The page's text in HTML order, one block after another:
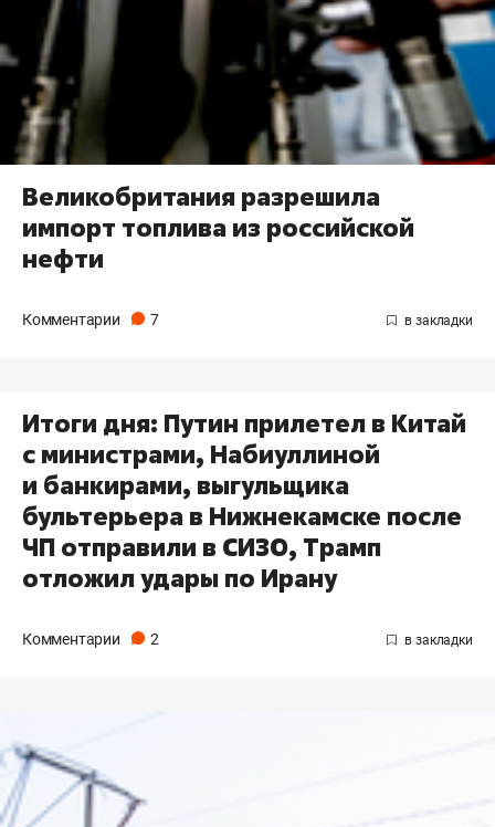
Великобритания разрешила
импорт топлива из российской
нефти
Комментарии 7
Итоги дня: Путин прилетел в Китай
с министрами, Набиуллиной
и банкирами, выгульщика
бультерьера в Нижнекамске после
ЧП отправили в СИЗО, Трамп
отложил удары по Ирану
Комментарии 2